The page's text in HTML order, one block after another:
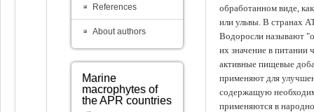
обработанном виде,
или ульвы. В странах
Водоросли называют
их значение в питании
активные пищевые
применяют для
содержащую
применяются в
References
About authors
Marine
macrophytes of
the APR countries